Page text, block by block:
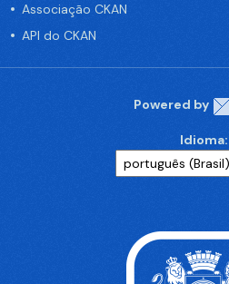
Associação CKAN
API do CKAN
Powered by
Idioma